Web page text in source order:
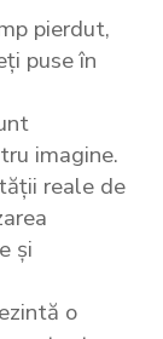
pierdut,
puse în
imagine.
reale de
și
o